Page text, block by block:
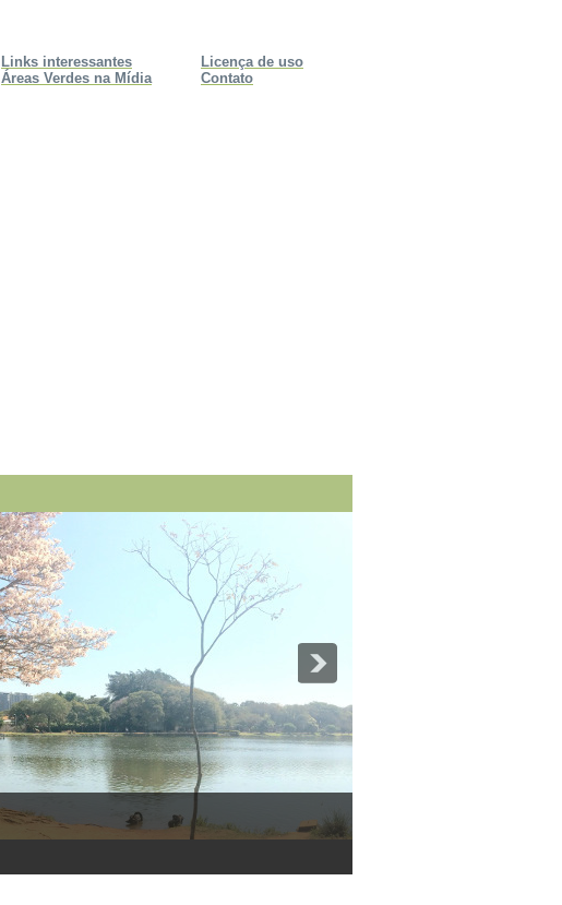
Licença de uso
Contato
Links interessantes
Áreas Verdes na Mídia